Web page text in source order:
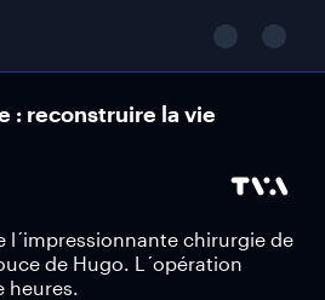
: reconstruire la vie
l´impressionnante chirurgie de
de Hugo. L´opération
heures.